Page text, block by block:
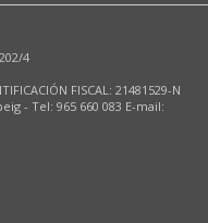
4
FISCAL: 21481529-N
- Tel: 965 660 083 E-mail: